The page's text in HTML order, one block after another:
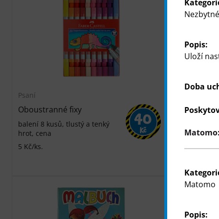
Psaní
Oboustranné fixy
balení 8 kusů, tlustý a tenký
hrot, cena
5 Kč/ks.
40
Kč
Fixy
1,67 Kč/ks.
Popis:
Uloží
Doba
Matomo
Popis: